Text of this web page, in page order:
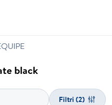
black
Filtri (2)